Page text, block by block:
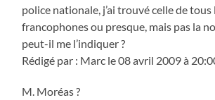
police nationale, j’ai trouvé celle de tous
francophones ou presque, mais pas la
peut-il me l’indiquer ?
Rédigé par : Marc le 08 avril 2009 à
M. Moréas ?